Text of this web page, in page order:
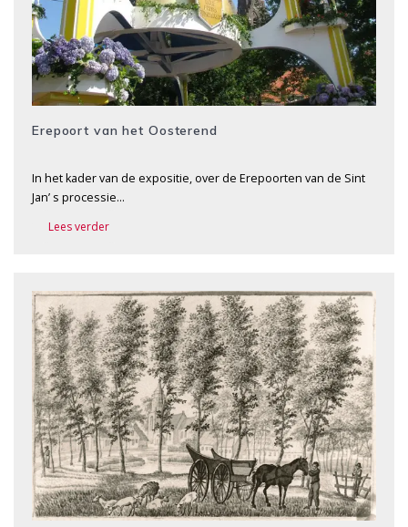
Erepoort van het Oosterend
In het kader van de expositie, over de Erepoorten van de Sint
Jan’ s processie…
Lees verder